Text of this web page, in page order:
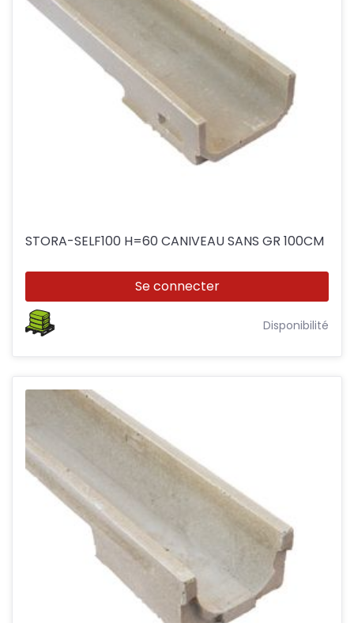
STORA-SELF100 H=60 CANIVEAU SANS GR 100CM
Se connecter
Disponibilité